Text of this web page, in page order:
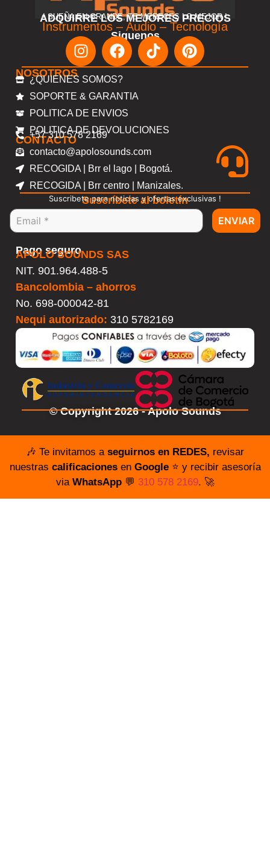
ADQUIRRE LOS MEJORES PRECIOS
! SUEÑA EN GRANDE, TE MERECES LO MEJOR !
Instrumentos – Audio – Tecnología
Siguenos
NOSOTROS
¿QUIENES SOMOS?
SOPORTE & GARANTIA
POLITICA DE ENVIOS
POLITICA DE DEVOLUCIONES
CONTACTO
+57 310 578 2169
contacto@apolosounds.com
RECOGIDA | Brr el lago | Bogotá.
RECOGIDA | Brr centro | Manizales.
Suscríbete al boletín
Suscribete para noticias y ofertas exclusivas !
ENVIAR
Pago seguro
APOLO SOUNDS SAS
NIT. 901.964.488-5
Bancolombia – ahorros
No. 698-000042-81
Nequi autorizado: 310 5782169
© Copyright 2026 - Apolo Sounds
🎶 Te invitamos a seguirnos en REDES, revisar
nuestras calificacionesen Google⭐️ y recibir asesoría
via WhatsApp💬 310 578 2169. 🚀